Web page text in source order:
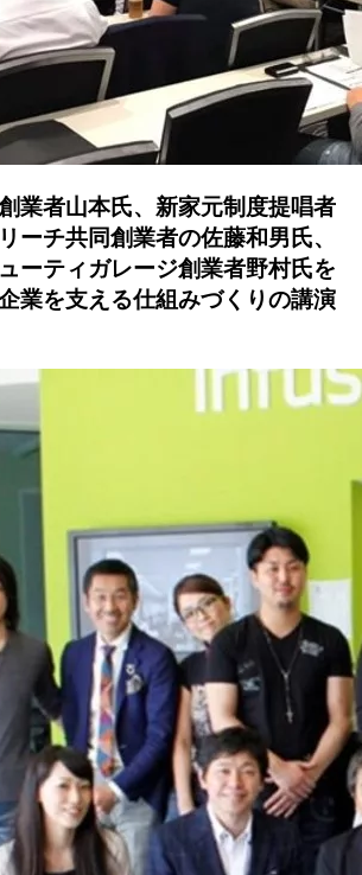
業者山本氏、新家元制度提唱者
ーチ共同創業者の佐藤和男氏、
ーティガレージ創業者野村氏を
業を支える仕組みづくりの講演